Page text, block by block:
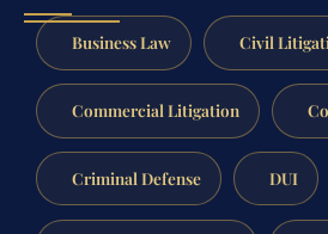
Business Law Civil
Commercial Litigation
Criminal Defense DUI